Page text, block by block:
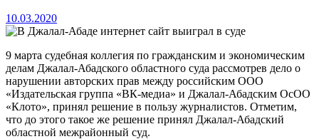
10.03.2020
9 марта судебная коллегия по гражданским и экономическим
делам Джалал-Абадского областного суда рассмотрев дело о
нарушении авторских прав между российским ООО
«Издательская группа «ВК-медиа» и Джалал-Абадским ОсОО
«Клото», принял решение в пользу журналистов. Отметим,
что до этого такое же решение принял Джалал-Абадский
областной межрайонный суд.